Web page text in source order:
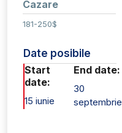
Cazare
181-250$
Date posibile
Start
date:
15 iunie
End date:
30
septembrie